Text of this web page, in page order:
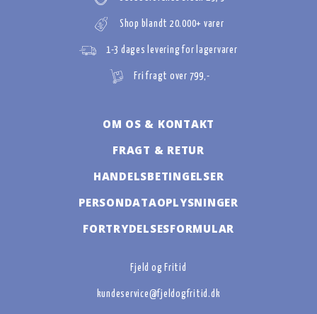
Shop blandt 20.000+ varer
1-3 dages levering for lagervarer
Fri fragt over 799,-
OM OS & KONTAKT
FRAGT & RETUR
HANDELSBETINGELSER
PERSONDATAOPLYSNINGER
FORTRYDELSESFORMULAR
Fjeld og Fritid
kundeservice@fjeldogfritid.dk